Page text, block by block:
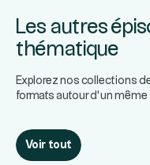
Les autres
thématique
Explorez nos collections
formats autour d’un
Voir tout